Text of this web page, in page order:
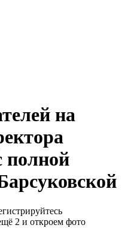
на
полной
2 и откроем фото